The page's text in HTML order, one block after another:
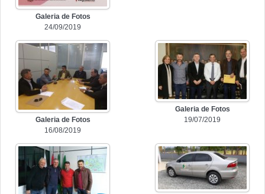
Galeria de Fotos
24/09/2019
Galeria de Fotos
16/08/2019
Galeria de Fotos
19/07/2019